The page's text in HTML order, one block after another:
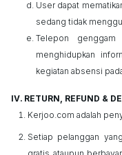
Userdapat
sedang tidak
Telepon genggam
menghidupkan
kegiatan absensi
RETURN, REFUND &
Kerjoo.com adalah
Setiap pelanggan